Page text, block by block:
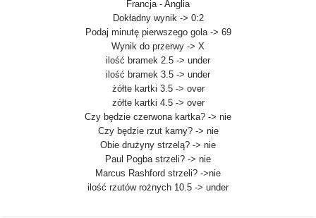
Francja - Anglia
Dokładny wynik -> 0:2
Podaj minutę pierwszego gola -> 69
Wynik do przerwy -> X
ilość bramek 2.5 -> under
ilość bramek 3.5 -> under
żółte kartki 3.5 -> over
zółte kartki 4.5 -> over
Czy będzie czerwona kartka? -> nie
Czy będzie rzut karny? -> nie
Obie drużyny strzelą? -> nie
Paul Pogba strzeli? -> nie
Marcus Rashford strzeli? ->nie
ilość rzutów rożnych 10.5 -> under